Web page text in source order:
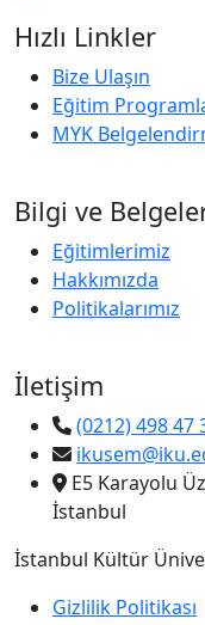
Hızlı Linkler
Bize Ulaşın
Eğitim
MYK
Bilgi ve
Eğitimlerimiz
Hakkımızda
Politikalarımız
İletişim
(0212) 498 47
E5 Karayolu
İstanbul
İstanbul Kültür
Gizlilik Politikası